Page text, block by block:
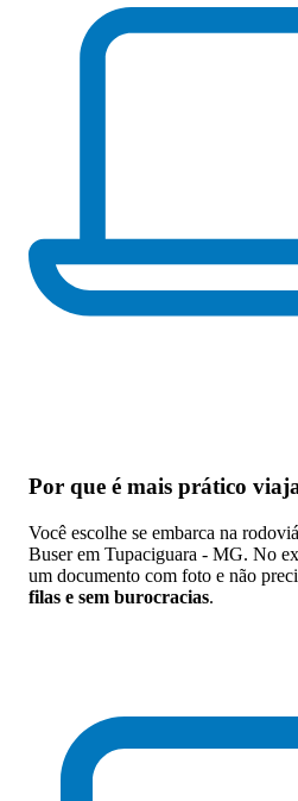
Por que é mais prático
Você escolhe se embarca na
Buser em Tupaciguara - MG. No
um documento com foto e não
filas e sem burocracias.